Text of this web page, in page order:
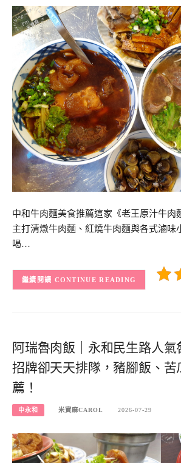
中和牛肉麵美食推薦這家《老王原汁牛肉
主打清燉牛肉麵、紅燒牛肉麵與各式滷味
喝…
CONTINUE READING
阿瑞魯肉飯｜永和民生路人氣
招牌卻天天排隊，豬腳飯、苦
薦！
中永和 米寶麻CAROL 2026-07-29